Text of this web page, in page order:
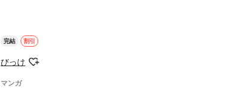
完結 割引
びっけ
マンガ